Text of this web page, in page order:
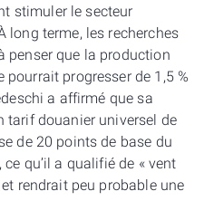
stimuler le secteur
long terme, les recherches
penser que la production
progresser de 1,5 %
a affirmé que sa
tarif douanier universel de
de 20 points de base du
qu’il a qualifié de « vent
rendrait peu probable une